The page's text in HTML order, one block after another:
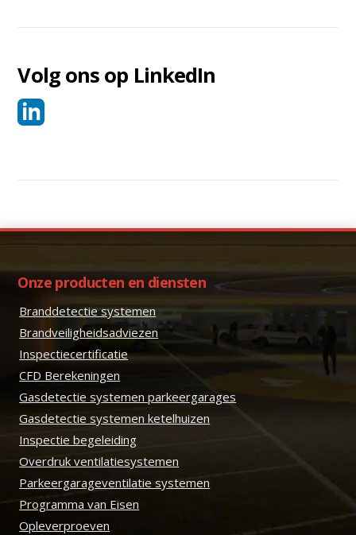
Volg ons op LinkedIn
Onze producten en diensten
Branddetectie systemen
Brandveiligheidsadviezen
Inspectiecertificatie
CFD Berekeningen
Gasdetectie systemen parkeergarages
Gasdetectie systemen ketelhuizen
Inspectie begeleiding
Overdruk ventilatiesystemen
Parkeergarageventilatie systemen
Programma van Eisen
Opleverproeven